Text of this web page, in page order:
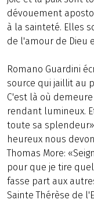
dévouement
à la sainteté. Elles
de l'amour de Dieu
Romano Guardini
source qui jaillit au
C'est là où
rendant lumineux.
toute sa
heureux nous
Thomas More:
pour que je tire
fasse part aux
Sainte Thérèse de